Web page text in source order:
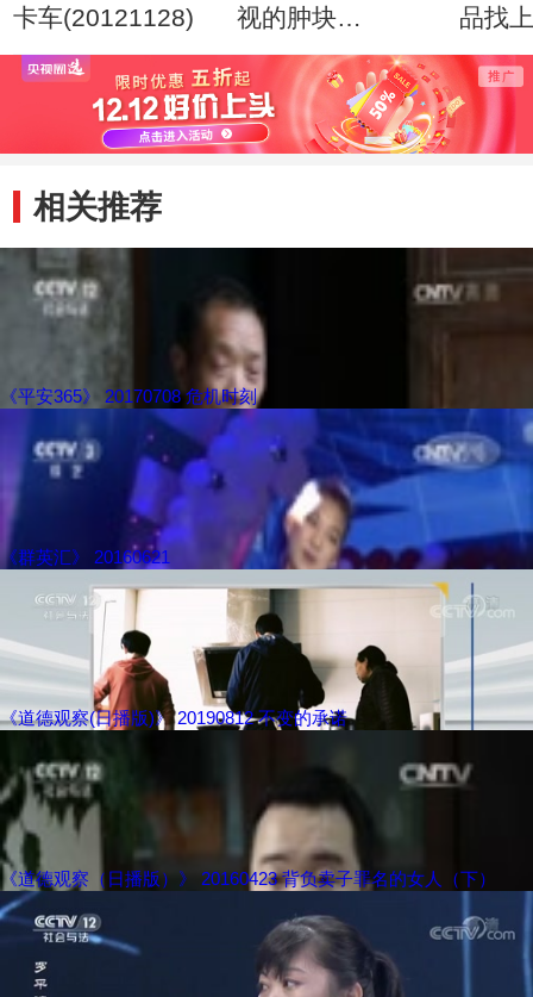
卡车(20121128)
视的肿块
(20120807)
品找
相关推荐
《平安365》 20170708 危机时刻
《群英汇》 20160621
《道德观察(日播版)》 20190812 不变的承诺
《道德观察（日播版）》 20160423 背负卖子罪名的女人（下）